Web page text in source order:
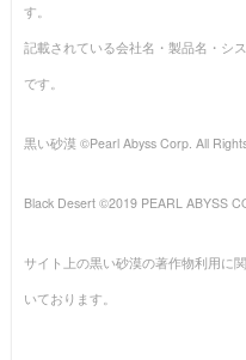
す。
記載されている会社名・製品名・シ
です。
黒い砂漠 ©Pearl Abyss Corp. All
Black Desert ©2019 PEARL ABYSS
サイト上の黒い砂漠の著作物利用に
いております。